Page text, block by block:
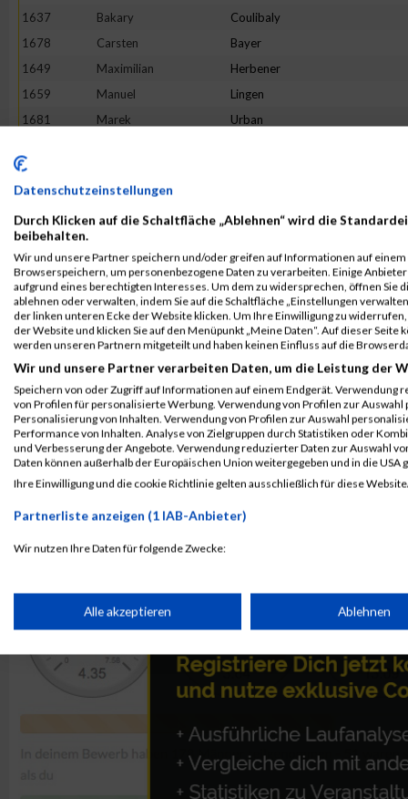
1637
Bakary Coulibaly
1678
Carsten Bayer
1649
Maximilian Herbener
1659
Manuel Lingen
1681
Marek Urban
1677
1635
Alexander
1684
Nils Waterkotte
1682
Kai Van Der Biesen
1651
Markus Jansen
1652
Helmut Juchems
Rang: 201.
Kontaktformular / Fragen
zur Zeitmessung
Markus Jansen
Datenschutzeinstellungen
Durch Klicken auf die Schaltfläche „Ablehnen“ wird die
beibehalten.
Wir und unsere Partner speichern und/oder greifen auf Informationen auf einem
Browserspeichern, um personenbezogene Daten zu verarbeiten. Einige
aufgrund eines berechtigten Interesses. Um dem zu widersprechen, öffnen Sie
ablehnen oder verwalten, indem Sie auf die Schaltfläche „Einstellungen
der linken unteren Ecke der Website klicken. Um Ihre Einwilligung zu
der Website und klicken Sie auf den Menüpunkt „Meine Daten“. Auf dieser
werden unseren Partnern mitgeteilt und haben keinen Einfluss auf die
Wir und unsere Partner verarbeiten Daten, um die Leistung der
Speichern von oder Zugriff auf Informationen auf einem Endgerät. Verwendung
von Profilen für personalisierte Werbung. Verwendung von Profilen zur
Personalisierung von Inhalten. Verwendung von Profilen zur Auswahl
Performance von Inhalten. Analyse von Zielgruppen durch Statistiken oder
und Verbesserung der Angebote. Verwendung reduzierter Daten zur Auswahl
Daten können außerhalb der Europäischen Union weitergegeben und in die USA
Ihre Einwilligung und die cookie Richtlinie gelten ausschließlich für diese
Partnerliste anzeigen (1 IAB-Anbieter)
Wir nutzen Ihre Daten für folgende Zwecke:
Speichern von oder Zugriff auf Informationen auf einem
Verwendung reduzierter Daten zur Auswahl von
Verwendung von Profilen zur Auswahl personalisierter Werbung
Alle akzeptieren Ablehnen